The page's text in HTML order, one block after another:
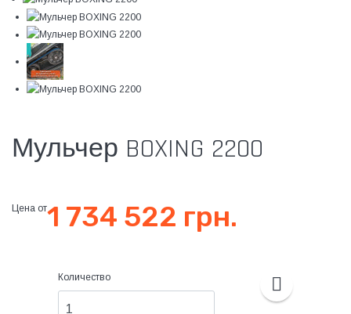
Мульчер BOXING 2200
Цена от1 734 522 грн.
Количество